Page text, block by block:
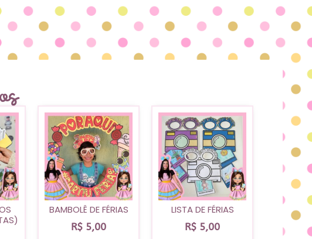
BAMBOLÊ DE FÉRIAS
R$ 5,00
LISTA DE FÉRIAS
R$ 5,00